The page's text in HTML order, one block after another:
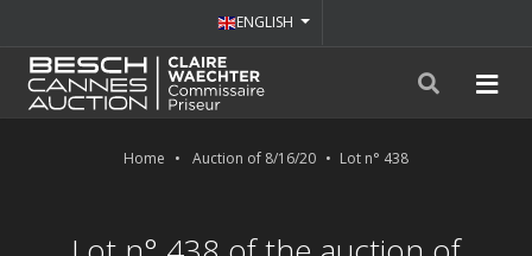
ENGLISH
Home Auction of 8/16/20 Lot n° 438